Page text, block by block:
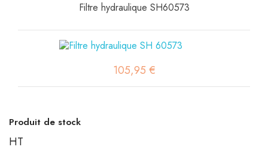
Filtre hydraulique SH60573
105,95 €
Produit de stock
HT